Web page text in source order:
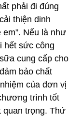
phải đi đúng
thiện dinh
Nếu là như
hết sức công
cung cấp cho
bảo chất
của đơn vị
trình tốt
quan trọng. Thứ